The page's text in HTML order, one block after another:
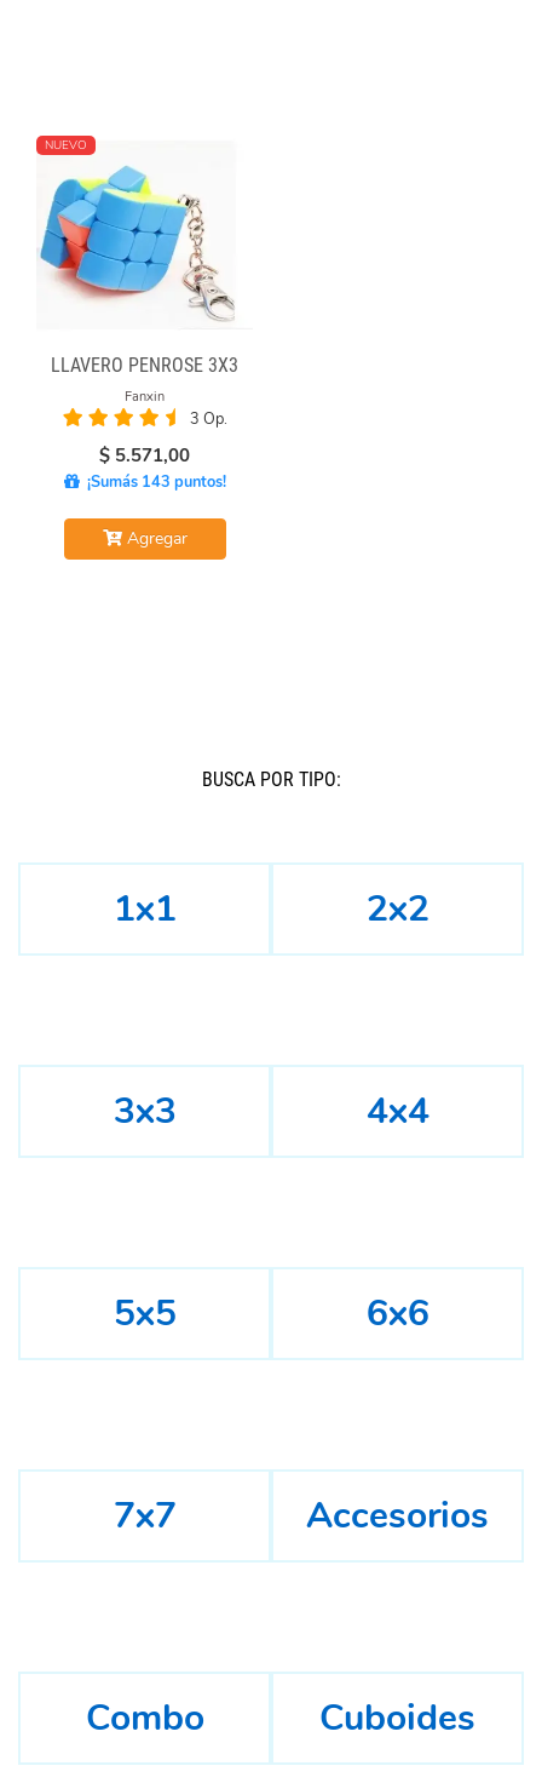
NUEVO
LLAVERO PENROSE 3X3
Fanxin
3 Op.
$ 5.571,00
¡Sumás 143 puntos!
Agregar
BUSCÁ POR TIPO:
1x1 2x2
3x3 4x4
5x5 6x6
7x7 Accesorios
Combo Cuboides